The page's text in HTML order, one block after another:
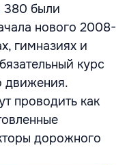
380 были
нового 2008-
гимназиях и
курс
движения.
проводить как
дорожного